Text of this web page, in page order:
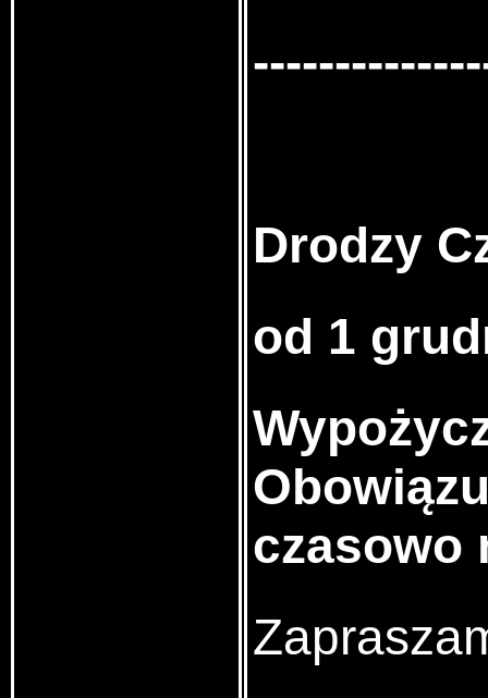
Drodzy
od 1
czasowo